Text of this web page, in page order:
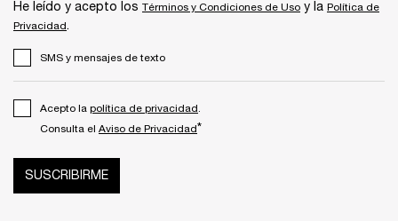
He leído y acepto los Términos y Condiciones de Uso y la Política de
Privacidad.
SMS y mensajes de texto
Acepto la política de privacidad
Consulta el Aviso de Privacidad*
SUSCRIBIRME